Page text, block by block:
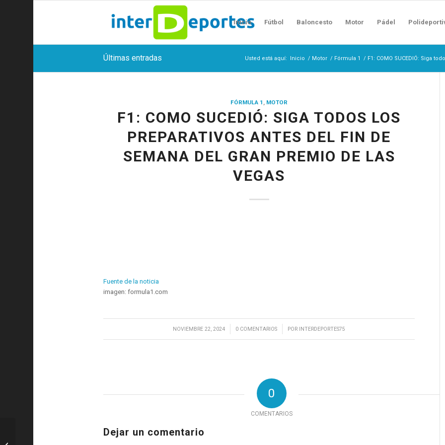
Inicio Fútbol Baloncesto Motor Pádel
Últimas entradas Usted está aquí: Inicio / Motor / Fórmula 1 / F1: COMO SUCEDIÓ: Siga
FÓRMULA 1 , MOTOR
F1: COMO SUCEDIÓ: SIGA TODOS LOS
PREPARATIVOS ANTES DEL FIN DE
SEMANA DEL GRAN PREMIO DE LAS
VEGAS
Fuente de la noticia
imagen: formula1.com
NOVIEMBRE 22, 2024
/ 0 COMENTARIOS
/ POR INTERDEPORTES75
0
COMENTARIOS
Dejar un comentario
FC. Barcelona: La semana empieza